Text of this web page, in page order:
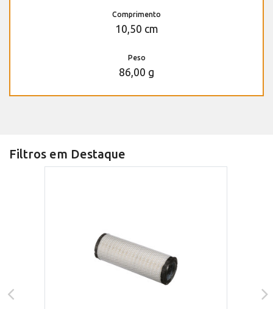
Comprimento
10,50 cm
Peso
86,00 g
Filtros em Destaque